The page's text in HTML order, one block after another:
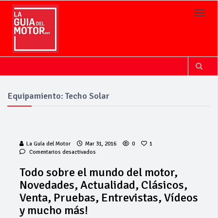
Equipamiento: Techo Solar
La Guía del Motor Mar 31, 2016 0
1
Comentarios desactivados
el
mundo
del
motor,
Todo sobre el mundo del motor,
Novedades, Actualidad, Clásicos,
Venta, Pruebas, Entrevistas, Vídeos
y mucho más!